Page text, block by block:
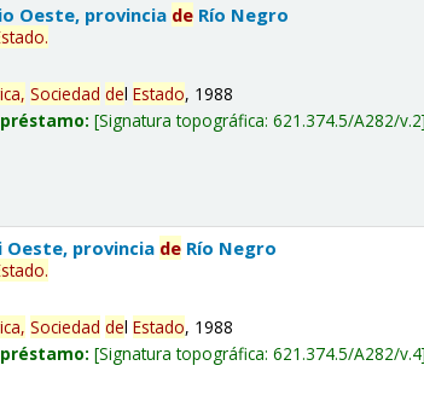
Oeste, provincia de Río Negro
.
Sociedad delEstado, 1988
préstamo: Signatura topográfica:621.374.5/A282/v.2
provincia de Río Negro
.
Sociedad delEstado, 1988
préstamo: Signatura topográfica:621.374.5/A282/v.4